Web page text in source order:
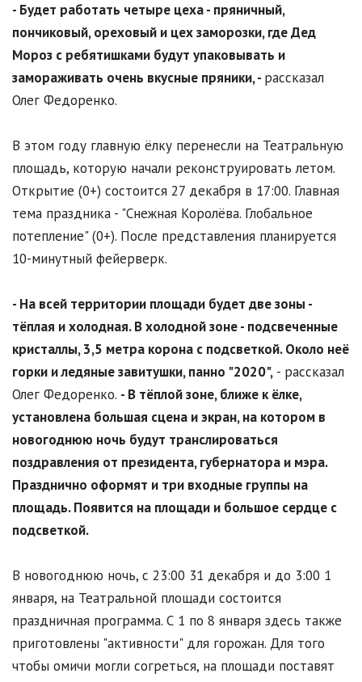
- Будет работать четыре цеха - пряничный,
пончиковый, ореховый и цех заморозки, где Дед
Мороз с ребятишками будут упаковывать и
замораживать очень вкусные пряники, - рассказал
Олег Федоренко.
В этом году главную ёлку перенесли на Театральную
площадь, которую начали реконструировать летом.
Открытие (0+) состоится 27 декабря в 17:00. Главная
тема праздника - "Снежная Королёва. Глобальное
потепление" (0+). После представления планируется
10-минутный фейерверк.
- На всей территории площади будет две зоны -
тёплая и холодная. В холодной зоне - подсвеченные
кристаллы, 3,5 метра корона с подсветкой. Около неё
горки и ледяные завитушки, панно "2020", - рассказал
Олег Федоренко. - В тёплой зоне, ближе к ёлке,
установлена большая сцена и экран, на котором в
новогоднюю ночь будут транслироваться
поздравления от президента, губернатора и мэра.
Празднично оформят и три входные группы на
площадь. Появится на площади и большое сердце с
подсветкой.
В новогоднюю ночь, с 23:00 31 декабря и до 3:00 1
января, на Театральной площади состоится
праздничная программа. С 1 по 8 января здесь также
приготовлены "активности" для горожан. Для того
чтобы омичи могли согреться, на площади поставят